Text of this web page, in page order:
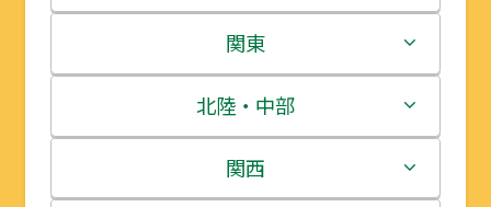
北海道
青森県
岩手県
関東
茨城県
栃木県
北陸・中部
新潟県
関西